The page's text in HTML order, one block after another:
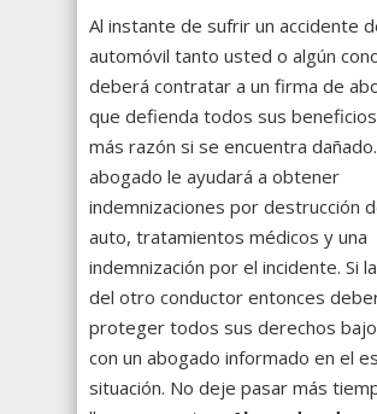
Al instante de sufrir un accidente
automóvil tanto usted o algún
deberá contratar a un firma de
que defienda todos sus
más razón si se encuentra
abogado le ayudará a obtener
indemnizaciones por destrucción
auto, tratamientos médicos y una
indemnización por el incidente. Si
del otro conductor entonces
proteger todos sus derechos
con un abogado informado en el
situación. No deje pasar más